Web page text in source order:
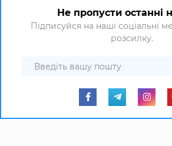
Не пропусти останні
Підписуйся на наші соціальні
розсилку.